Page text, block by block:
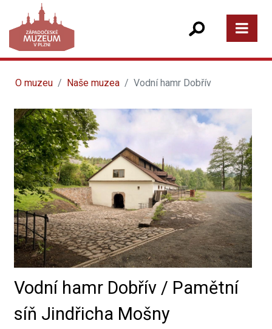
O muzeu Naše muzea Vodní hamr Dobřív
Vodní hamr Dobřív / Pamětní
síň Jindřicha Mošny